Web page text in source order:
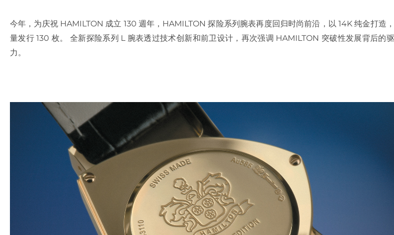
今年，为庆祝 HAMILTON 成立 130 週年，HAMILTON 探险系列腕表再度回归时尚前沿，以 14K 纯金打造
量发行 130 枚。 全新探险系列 L 腕表透过技术创新和前卫设计，再次强调 HAMILTON 突破性发展背后的
力。